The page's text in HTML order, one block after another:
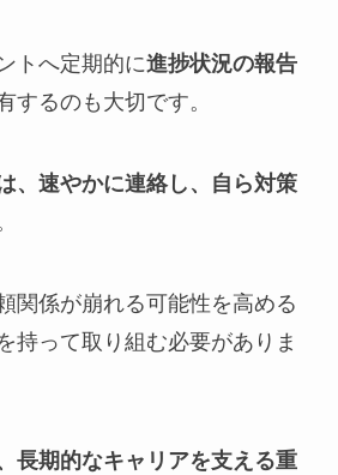
トへ定期的に進捗状況の報告
するのも大切です。
、速やかに連絡し、自ら対策
関係が崩れる可能性を高める
持って取り組む必要がありま
長期的なキャリアを支える重